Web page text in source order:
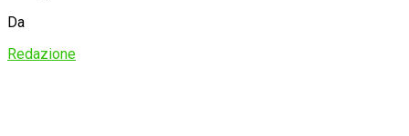
Da
Redazione